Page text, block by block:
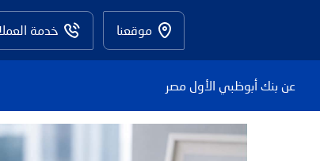
موقعنا خدمة
عن بنك أبوظبي الأول مصر